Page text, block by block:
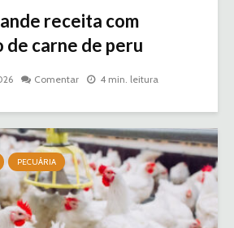
receita com
carne de peru
Comentar 4 min. leitura
PECUÁRIA